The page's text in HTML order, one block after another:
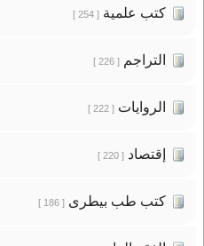
كتب علمية[ 254 ]
التراجم[ 226 ]
الروايات[ 222 ]
إقتصاد[ 220 ]
كتب طب بيطرى[ 186 ]